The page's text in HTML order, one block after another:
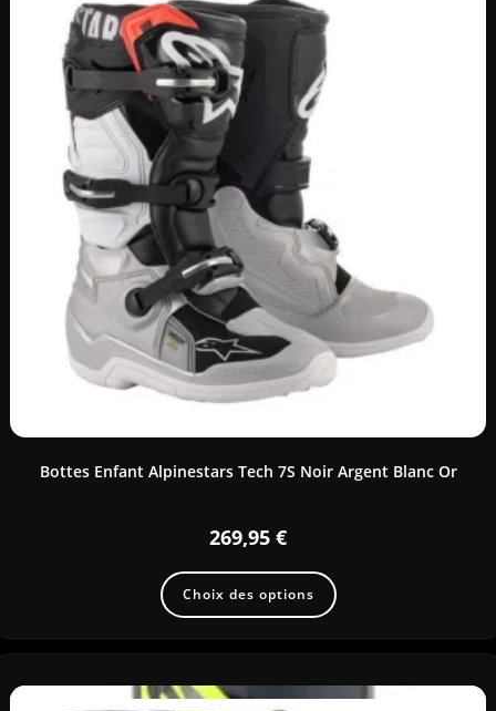
Bottes Enfant Alpinestars Tech 7S Noir Argent Blanc Or
269,95 €
Choix des options